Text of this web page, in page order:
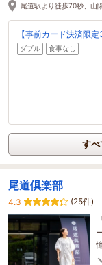
尾道駅より徒歩70秒、山
【事前カード決済限
ダブル 食事なし
すべ
尾道倶楽部
4.3
(25件)